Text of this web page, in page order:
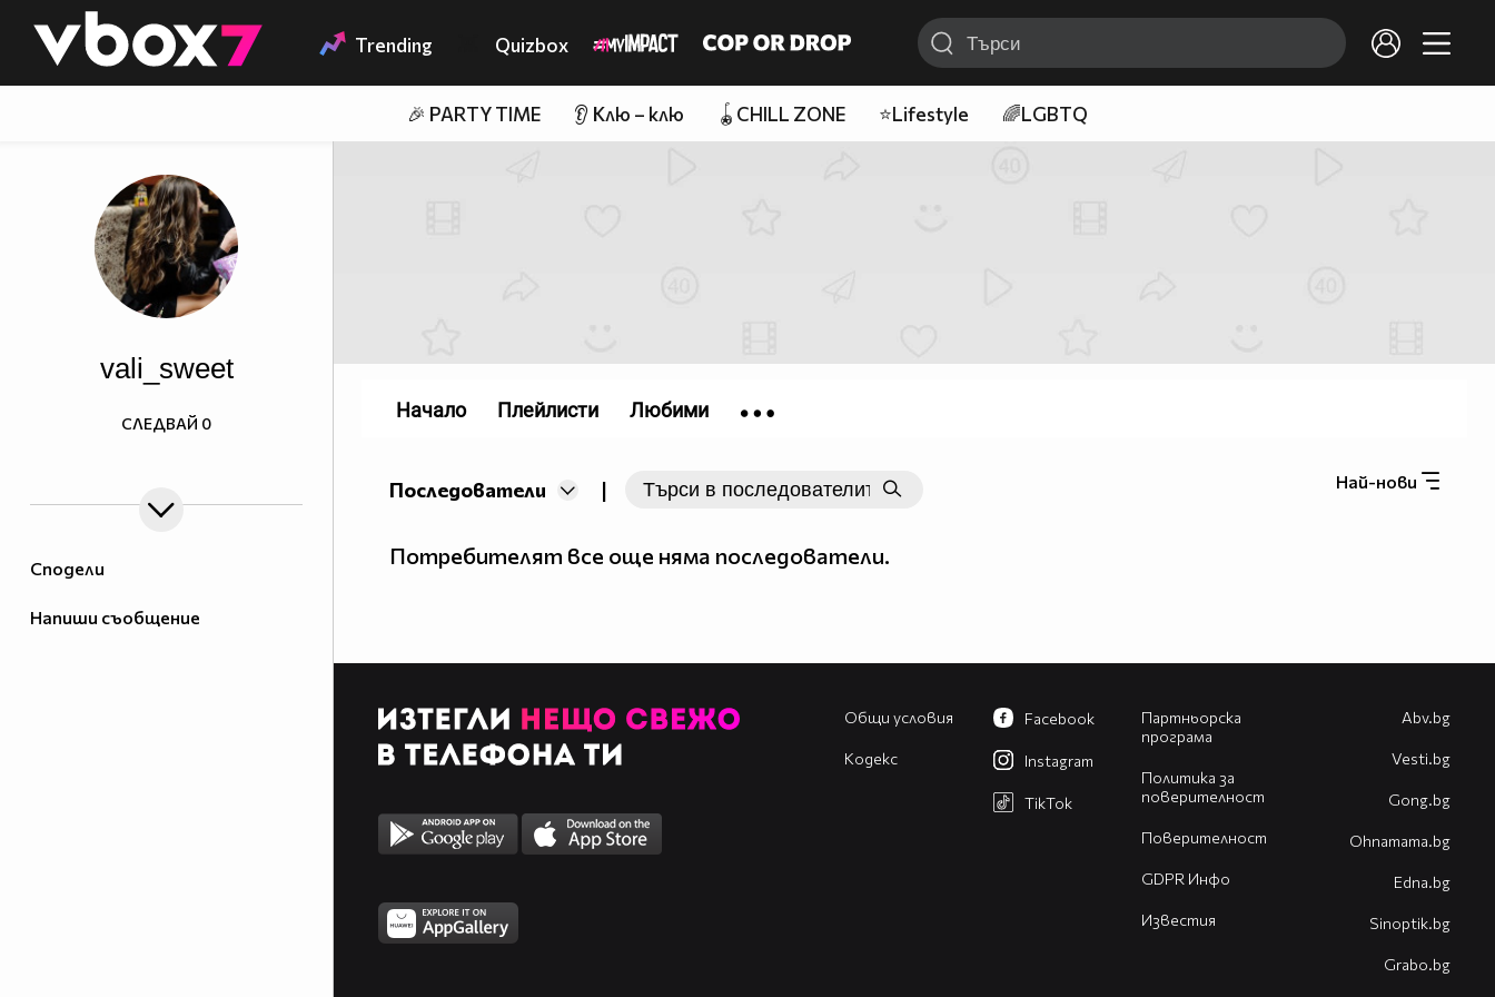
👾 Trending Quizbox
🎉 PARTY TIME 👂 Клю – клю 🪀CHILL ZONE ⭐Lifestyle 🌈LGBTQ
Сподели
Напиши съобщение
vali_sweet
СЛЕДВАЙ 0
Последователи | Най-нови
Потребителят все още няма последователи.
Начало Плейлисти Любими
Общи условия
Кодекс
Партньорска
програма
Политика за
поверителност
Поверителност
GDPR Инфо
Известия
Facebook
Instagram
TikTok
Abv.bg
Vesti.bg
Gong.bg
Оhnamama.bg
Edna.bg
Sinoptik.bg
Grabo.bg